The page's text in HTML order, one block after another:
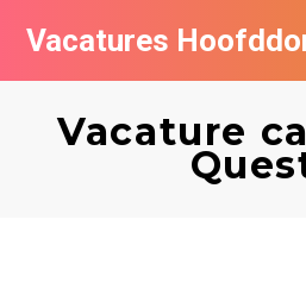
Vacatures
Vacature
Vacatures per bedrijf in